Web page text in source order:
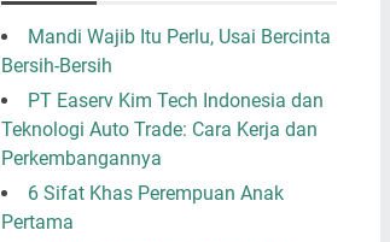
Mandi Wajib Itu Perlu, Usai Bercinta
Bersih-Bersih
PT Easerv Kim Tech Indonesia dan
Teknologi Auto Trade: Cara Kerja dan
Perkembangannya
6 Sifat Khas Perempuan Anak
Pertama